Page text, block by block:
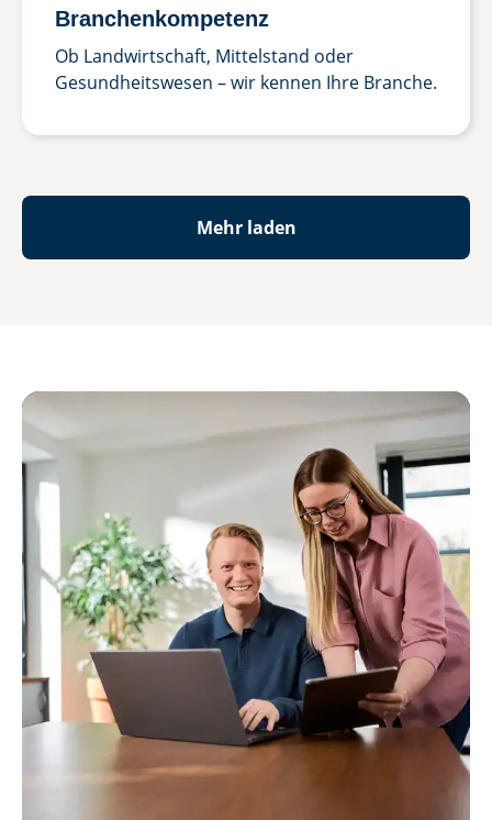
Branchenkompetenz
Ob Landwirtschaft, Mittelstand oder
Gesundheitswesen – wir kennen Ihre Branche.
Mehr laden